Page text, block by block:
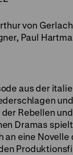
von
Paul
aus der
Rebellen
Dramas
an eine Novelle